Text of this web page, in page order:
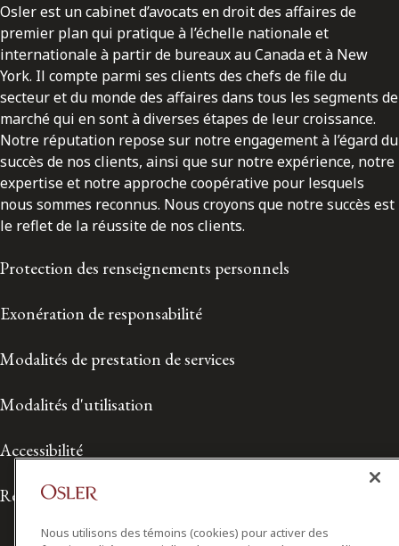
Osler est un cabinet d’avocats en droit des affaires de
premier plan qui pratique à l’échelle nationale et
internationale à partir de bureaux au Canada et à New
York. Il compte parmi ses clients des chefs de file du
secteur et du monde des affaires dans tous les segments de
marché qui en sont à diverses étapes de leur croissance.
Notre réputation repose sur notre engagement à l’égard du
succès de nos clients, ainsi que sur notre expérience, notre
expertise et notre approche coopérative pour lesquels
nous sommes reconnus. Nous croyons que notre succès est
le reflet de la réussite de nos clients.
Protection des renseignements personnels
Exonération de responsabilité
Modalités de prestation de services
Modalités d'utilisation
Accessibilité
Relations avec les médias
Nous utilisons des témoins (cookies) pour activer des